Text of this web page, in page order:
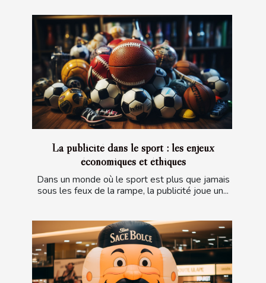
La publicité dans le sport : les enjeux
économiques et éthiques
Dans un monde où le sport est plus que jamais
sous les feux de la rampe, la publicité joue un...